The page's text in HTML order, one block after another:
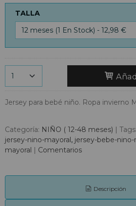
TALLA
Jersey para bebé niño. Ropa invierno
Categoría: NIÑO ( 12-48 meses) Tags:
jersey-nino-mayoral
jersey-bebe-nino-
mayoral
Comentarios
Descripción